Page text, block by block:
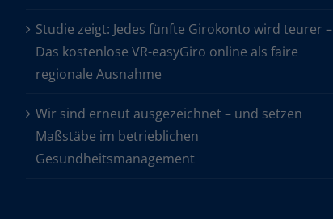
Studie zeigt: Jedes fünfte Girokonto wird teurer –
Das kostenlose VR-easyGiro online als faire
regionale Ausnahme
Wir sind erneut ausgezeichnet – und setzen
Maßstäbe im betrieblichen
Gesundheitsmanagement